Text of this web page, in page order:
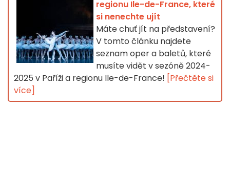
regionu Ile-de-France, které
si nenechte ujít
Máte chuť jít na představení?
V tomto článku najdete
seznam oper a baletů, které
musíte vidět v sezóně 2024-
2025 v Paříži a regionu Ile-de-France! [Přečtěte si
více]